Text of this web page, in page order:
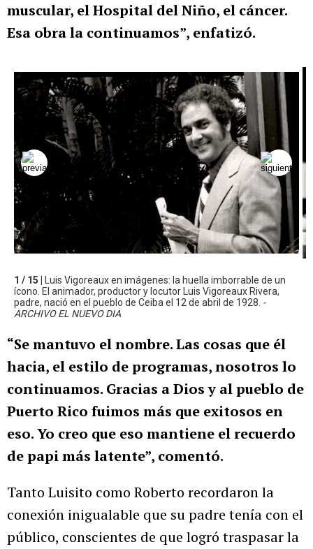
muscular, el Hospital del Niño, el cáncer.
Esa obra la continuamos”, enfatizó.
1 / 15 |
Luis Vigoreaux en imágenes: la huella imborrable de un
ícono. El animador, productor y locutor Luis Vigoreaux Rivera,
padre, nació en el pueblo de Ceiba el 12 de abril de 1928. -
ARCHIVO EL NUEVO DIA
“Se mantuvo el nombre. Las cosas que él
hacia, el estilo de programas, nosotros lo
continuamos. Gracias a Dios y al pueblo de
Puerto Rico fuimos más que exitosos en
eso. Yo creo que eso mantiene el recuerdo
de papi más latente”, comentó.
Tanto Luisito como Roberto recordaron la
conexión inigualable que su padre tenía con el
público, conscientes de que logró traspasar la